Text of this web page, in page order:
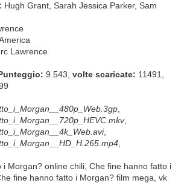
Hugh Grant, Sarah Jessica Parker, Sam
Lawrence
9.543, volte scaricate: 11491,
,
,
i Morgan? online chili, Che fine hanno fatto i
fine hanno fatto i Morgan? film mega, vk